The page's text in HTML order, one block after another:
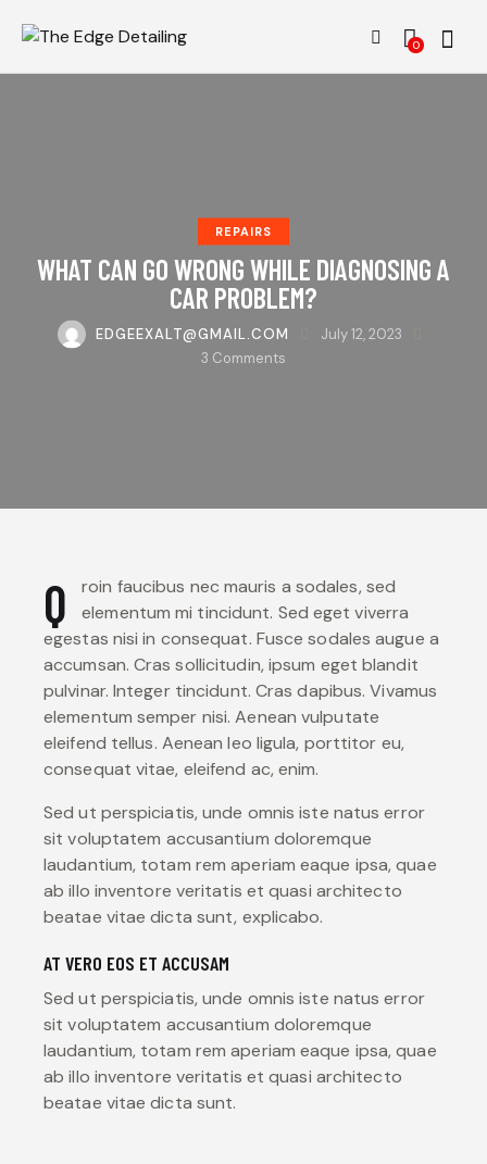
0
REPAIRS
WHAT CAN GO WRONG WHILE DIAGNOSING A
CAR PROBLEM?
EDGEEXALT@GMAIL.COM
July 12, 2023
3 Comments
Q
roin faucibus nec mauris a sodales, sed
elementum mi tincidunt. Sed eget viverra
egestas nisi in consequat. Fusce sodales augue a
accumsan. Cras sollicitudin, ipsum eget blandit
pulvinar. Integer tincidunt. Cras dapibus. Vivamus
elementum semper nisi. Aenean vulputate
eleifend tellus. Aenean leo ligula, porttitor eu,
consequat vitae, eleifend ac, enim.
Sed ut perspiciatis, unde omnis iste natus error
sit voluptatem accusantium doloremque
laudantium, totam rem aperiam eaque ipsa, quae
ab illo inventore veritatis et quasi architecto
beatae vitae dicta sunt, explicabo.
AT VERO EOS ET ACCUSAM
Sed ut perspiciatis, unde omnis iste natus error
sit voluptatem accusantium doloremque
laudantium, totam rem aperiam eaque ipsa, quae
ab illo inventore veritatis et quasi architecto
beatae vitae dicta sunt.